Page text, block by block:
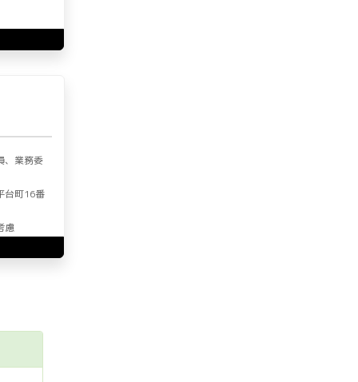
、業務委
台町16番
慮